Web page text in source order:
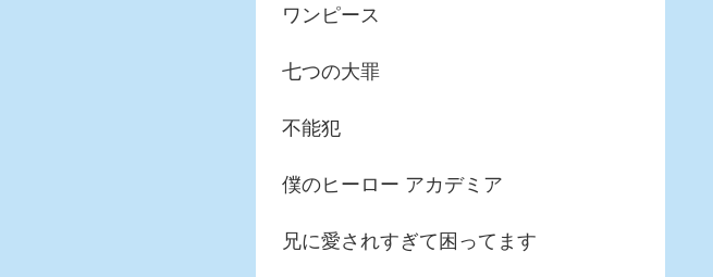
ワンピース
七つの大罪
不能犯
僕のヒーロー アカデミア
兄に愛されすぎて困ってます